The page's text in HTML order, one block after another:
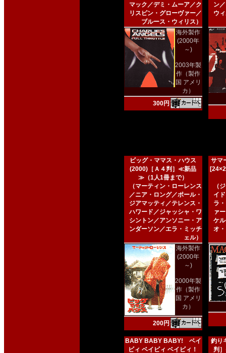
マック／デミ・ムーア／ク
リスピン・グローヴァー／
ブルース・ウィリス）
海外製作
(2000年
～)
2003年製
作（製作
国 アメリ
カ）
300円
ン
ウ
ビッグ・ママス・ハウス
(2000)［Ａ４判］≪新品
≫（1人1冊まで）
（マーティン・ローレンス
／ニア・ロング／ポール・
ジアマッティ／テレンス・
ハワード／ジャッシャ・ワ
シントン／アンソニー・ア
ンダーソン／エラ・ミッチ
ェル）
海外製作
(2000年
～)
2000年製
作（製作
国 アメリ
カ）
200円
サマ
（
イ
ラ
ァ
ケ
オ
BABY BABY BABY! ベイ
ビィ ベイビィ ベイビィ！
釣り
判